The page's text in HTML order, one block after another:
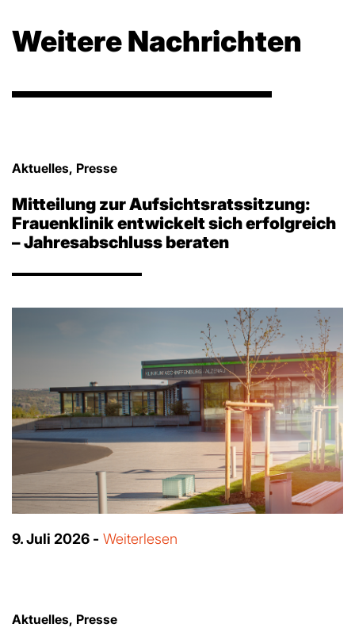
Weitere Nachrichten
Aktuelles, Presse
Mitteilung zur Aufsichtsratssitzung:
Frauenklinik entwickelt sich erfolgreich
– Jahresabschluss beraten
9. Juli 2026 - Weiterlesen
Aktuelles, Presse